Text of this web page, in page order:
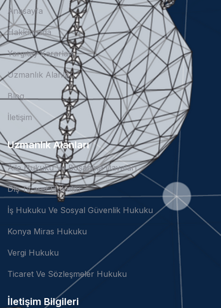
Anasayfa
Hakkımızda
Yargıtay Kararları
Uzmanlık Alanları
Blog
İletişim
Uzmanlık Alanları
Aile Hukuku Ve Boşanma Davaları
Dış Ticaret Hukuku
İş Hukuku Ve Sosyal Güvenlik Hukuku
Konya Miras Hukuku
Vergi Hukuku
Ticaret Ve Sözleşmeler Hukuku
İletişim Bilgileri